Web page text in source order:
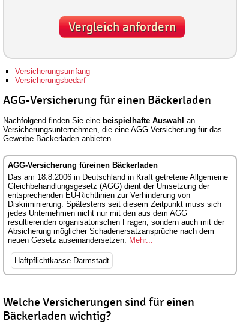
Vergleich anfordern
Versicherungsumfang
Versicherungsbedarf
AGG-Versicherung für einen Bäckerladen
Nachfolgend finden Sie eine beispielhafte Auswahl an
Versicherungsunternehmen, die eine AGG-Versicherung für das
Gewerbe Bäckerladen anbieten.
AGG-Versicherung füreinen Bäckerladen
Das am 18.8.2006 in Deutschland in Kraft getretene Allgemeine
Gleichbehandlungsgesetz (AGG) dient der Umsetzung der
entsprechenden EU-Richtlinien zur Verhinderung von
Diskriminierung. Spätestens seit diesem Zeitpunkt muss sich
jedes Unternehmen nicht nur mit den aus dem AGG
resultierenden organisatorischen Fragen, sondern auch mit der
Absicherung möglicher Schadenersatzansprüche nach dem
neuen Gesetz auseinandersetzen. Mehr...
Haftpflichtkasse Darmstadt
Welche Versicherungen sind für einen
Bäckerladen wichtig?